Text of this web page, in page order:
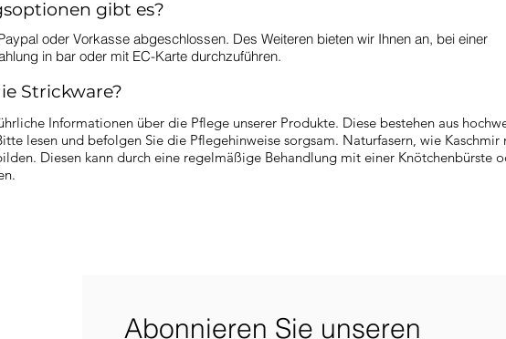
gibt es?
oder Vorkasse abgeschlossen. Des Weiteren bieten wir Ihnen an, bei einer
in bar oder mit EC-Karte durchzuführen.
Strickware?
Informationen über die Pflege unserer Produkte. Diese bestehen aus
lesen und befolgen Sie die Pflegehinweise sorgsam. Naturfasern, wie Kaschmir
Diesen kann durch eine regelmäßige Behandlung mit einer Knötchenbürste
Abonnieren Sie unseren